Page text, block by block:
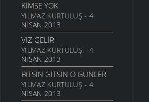
TOPRAKTIR
5 KASIM 2011
BITTI ÖĞRETMENIM
22 AĞUSTOS 2011
GENÇIYAN
15 AĞUSTOS 2011
ALDIRMA GÜLÜM
13 AĞUSTOS 2011
KIMSE YOK
YILMAZ KURTULUŞ - 4
NISAN 2013
VIZ GELIR
YILMAZ KURTULUŞ - 4
NISAN 2013
BITSIN GITSIN O GÜNLER
YILMAZ KURTULUŞ - 4
NISAN 2013